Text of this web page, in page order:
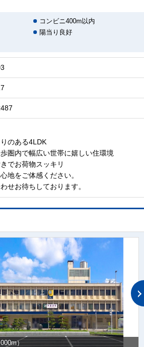
コンビニ400m以内
陽当り良好
のある4LDK
圏内で幅広い世帯に嬉しい住環境
でお荷物スッキリ
地をご体感ください。
せお待ちしております。
）